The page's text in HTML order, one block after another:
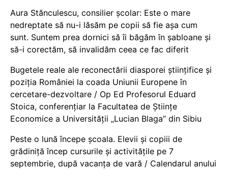
Aura Stănculescu, consilier școlar: Este o mare
nedreptate să nu-i lăsăm pe copii să fie așa cum
sunt. Suntem prea dornici să îi băgăm în șabloane și
să-i corectăm, să invalidăm ceea ce fac diferit
Bugetele reale ale reconectării diasporei științifice și
poziția României la coada Uniunii Europene în
cercetare-dezvoltare / Op Ed Profesorul Eduard
Stoica, conferențiar la Facultatea de Științe
Economice a Universității „Lucian Blaga” din Sibiu
Peste o lună începe școala. Elevii și copiii de
grădiniță încep cursurile și activitățile pe 7
septembrie, după vacanța de vară / Calendarul anului